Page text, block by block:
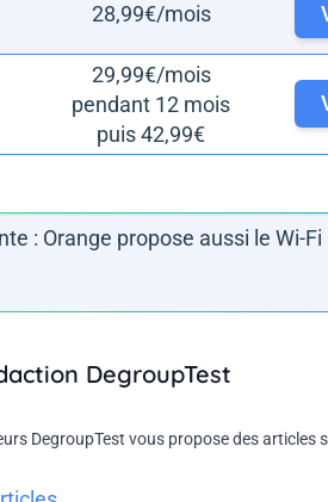
28,99€/mois
29,99€/mois
pendant 12 mois
puis 42,99€
: Orange propose aussi le Wi-
DegroupTest
DegroupTest vous propose des